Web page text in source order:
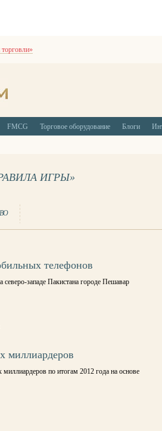
FMCG Торговое оборудование Блоги
ИГРЫ»
телефонов
западе Пакистана городе Пешавар
миллиардеров
по итогам 2012 года на основе